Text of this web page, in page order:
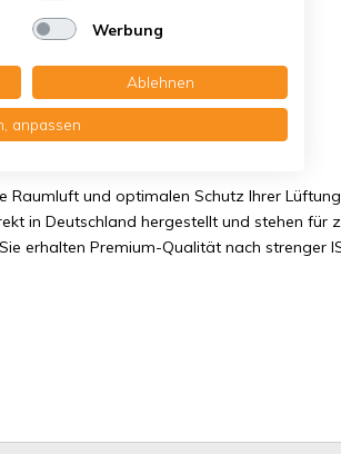
Ø 100 mm. G4
Produktbeschreibung
- Made in Germany
Raumluft und optimalen Schutz Ihrer
in Deutschland hergestellt und stehen für
erhalten Premium-Qualität nach strenger
Werbung
Ablehnen
anpassen